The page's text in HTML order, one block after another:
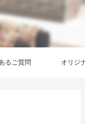
るご質問 オリジ